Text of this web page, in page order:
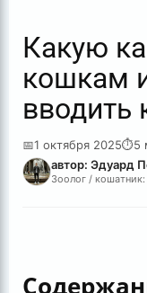
Какую
кошкам
вводить
📅1 октября 2025⏱5
автор: Эдуард
Зоолог /